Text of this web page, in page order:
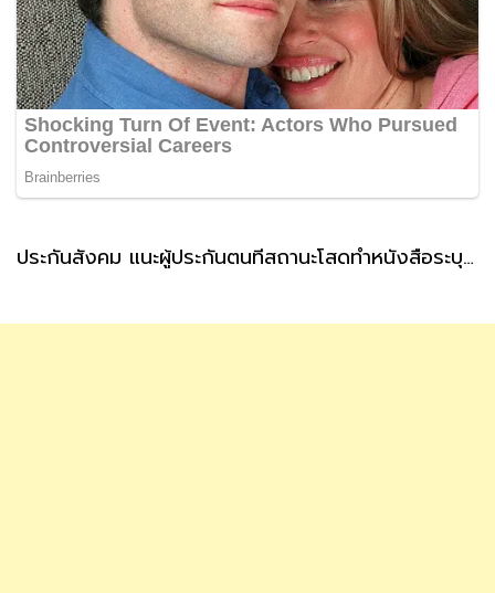
ประกันสังคม แนะผู้ประกันตนที่สถานะโสดทำหนังสือระบุผู้รับเงินสงเคราะห์ กรณีตายล่วงหน้า